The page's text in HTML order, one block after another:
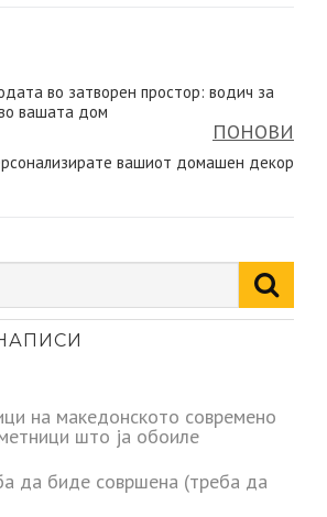
во затворен простор: водич за
вашата дом
ПОНОВИ
вашиот домашен декор
на македонското современо
што ја обоиле
да биде совршена (треба да